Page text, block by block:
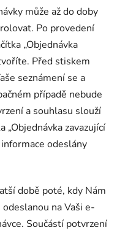
může až do doby
Po provedení
„Objednávka
Před stiskem
seznámení se a
případě nebude
a souhlasu slouží
zavazující
odeslány
době poté, kdy Nám
na Vaši e-
Součástí potvrzení